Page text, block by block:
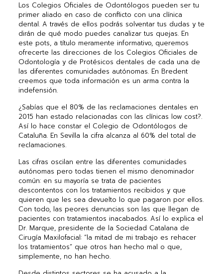
Los Colegios Oficiales de Odontólogos pueden ser tu
primer aliado en caso de conflicto con una clínica
dental. A través de ellos podrás solventar tus dudas y te
dirán de qué modo puedes canalizar tus quejas. En
este pots, a título meramente informativo, queremos
ofrecerte las direcciones de los Colegios Oficiales de
Odontología y de Protésicos dentales de cada una de
las diferentes comunidades autónomas. En Bredent
creemos que toda información es un arma contra la
indefensión.
¿Sabías que el 80% de las reclamaciones dentales en
2015 han estado relacionadas con las clínicas low cost?.
Así lo hace constar el Colegio de Odontólogos de
Cataluña. En Sevilla la cifra alcanza al 60% del total de
reclamaciones.
Las cifras oscilan entre las diferentes comunidades
autónomas pero todas tienen el mismo denominador
común: en su mayoría se trata de pacientes
descontentos con los tratamientos recibidos y que
quieren que les sea devuelto lo que pagaron por ellos.
Con todo, las peores denuncias son las que llegan de
pacientes con tratamientos inacabados. Así lo explica el
Dr. Marque, presidente de la Sociedad Catalana de
Cirugía Maxilofacial: “la mitad de mi trabajo es rehacer
los tratamientos” que otros han hecho mal o que,
simplemente, no han hecho.